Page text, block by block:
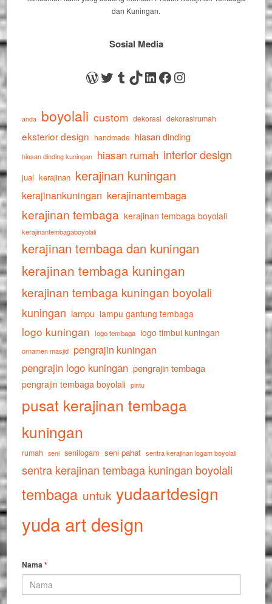
dan Kuningan.
Sosial Media
WordPress
Twitter
Tumblr
TikTok
LinkedIn
Facebook
Instagram
anda boyolali custom dekorasi dekorasirumah
eksterior design handmade hiasan dinding
hiasan dinding kuningan hiasan rumah interior design
jual kerajinan kerajinan kuningan
kerajinankuningan kerajinantembaga
kerajinan tembaga kerajinan tembaga boyolali
kerajinantembagaboyolali
kerajinan tembaga dan kuningan
kerajinan tembaga kuningan
kerajinan tembaga kuningan boyolali
kuningan lampu lampu gantung tembaga
logo kuningan logo tembaga logo timbul kuningan
ornamen masjid pengrajin kuningan
pengrajin logo kuningan pengrajin tembaga
pengrajin tembaga boyolali pintu
pusat kerajinan tembaga
kuningan
rumah seni senilogam seni pahat sentra kerajinan logam boyolali
sentra kerajinan tembaga kuningan boyolali
tembaga untuk yudaartdesign
yuda art design
Nama*